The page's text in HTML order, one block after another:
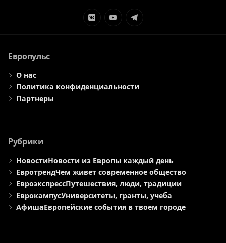
ЭлементЭлементЭлемент
Европульс
О нас
Политика конфиденциальности
Партнеры
Рубрики
НовостиНовости из Европы каждый день
ЕвротрендЧем живет современное общество
ЕвроэкспрессПутешествия, люди, традиции
ЕврокампусУниверситеты, гранты, учеба
АфишаЕвропейские события в твоем городе